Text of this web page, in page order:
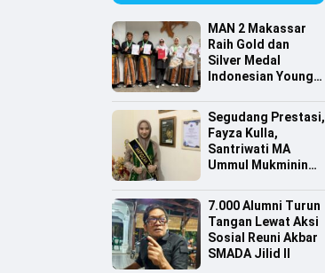
MAN 2 Makassar
Raih Gold dan
Silver Medal
Indonesian Young
Segudang Prestasi,
Fayza Kulla,
Santriwati MA
Ummul Mukminin
Indonesia
7.000 Alumni Turun
Tangan Lewat Aksi
Sosial Reuni Akbar
SMADA Jilid II